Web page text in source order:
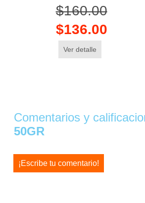
$160.00
$136.00
Ver detalle
Comentarios y
50GR
¡Escribe tu comentario!